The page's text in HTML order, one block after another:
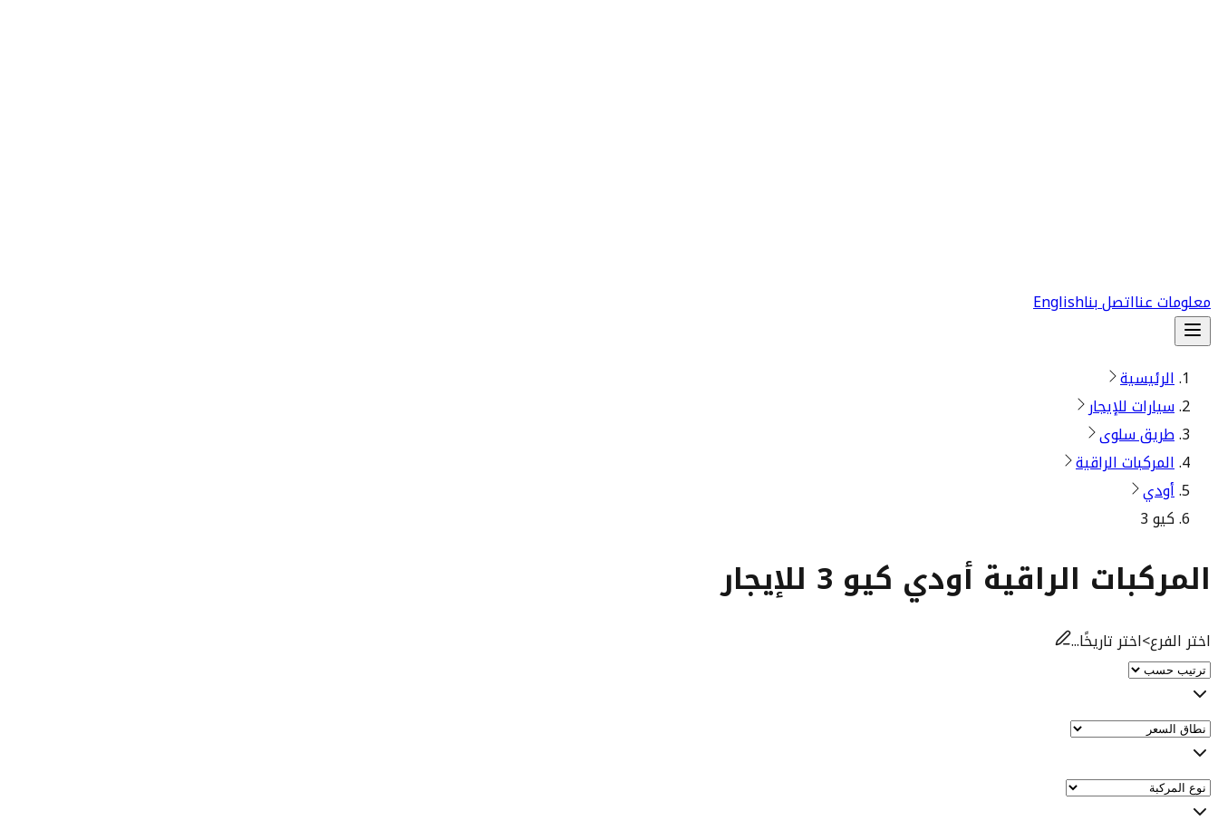
معلومات عنااتصل بناEnglish
الرئيسية
سيارات للإيجار
طريق سلوى
المركبات الراقية
أودي
كيو 3
المركبات الراقية أودي كيو 3 للإيجار
اختر الفرع>اختر تاريخًا...